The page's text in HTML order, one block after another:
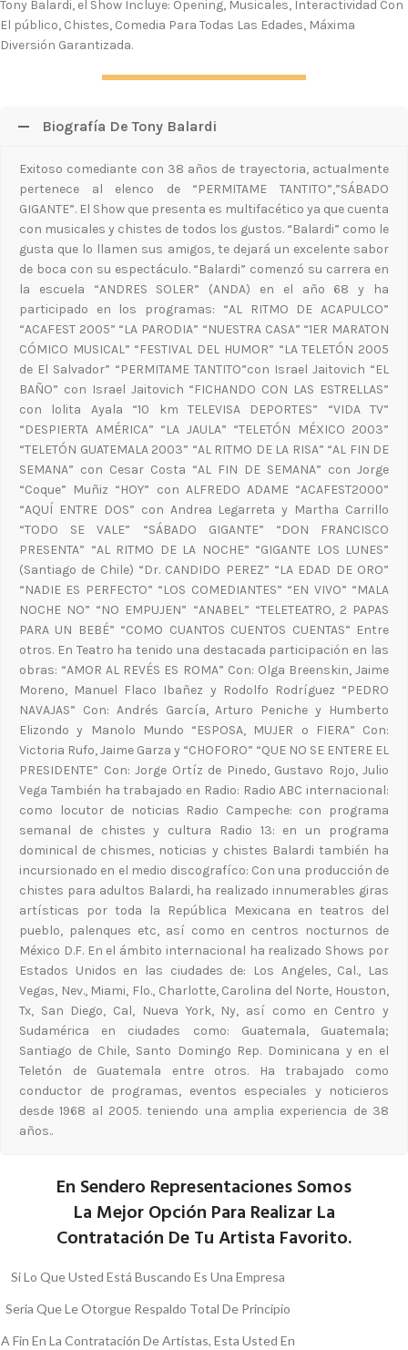
Tony Balardi, el Show Incluye: Opening, Musicales, Interactividad Con
El público, Chistes, Comedia Para Todas Las Edades, Máxima
Diversión Garantizada.
Biografía De Tony Balardi
Exitoso comediante con 38 años de trayectoria, actualmente
pertenece al elenco de “PERMITAME TANTITO”,”SÁBADO
GIGANTE”. El Show que presenta es multifacético ya que cuenta
con musicales y chistes de todos los gustos. “Balardi” como le
gusta que lo llamen sus amigos, te dejará un excelente sabor
de boca con su espectáculo. “Balardi” comenzó su carrera en
la escuela “ANDRES SOLER” (ANDA) en el año 68 y ha
participado en los programas: “AL RITMO DE ACAPULCO”
“ACAFEST 2005” “LA PARODIA” “NUESTRA CASA” “1ER MARATON
CÓMICO MUSICAL” “FESTIVAL DEL HUMOR” “LA TELETÓN 2005
de El Salvador” “PERMITAME TANTITO”con Israel Jaitovich “EL
BAÑO” con Israel Jaitovich “FICHANDO CON LAS ESTRELLAS”
con lolita Ayala “10 km TELEVISA DEPORTES” “VIDA TV”
“DESPIERTA AMÉRICA” “LA JAULA” “TELETÓN MÉXICO 2003”
“TELETÓN GUATEMALA 2003” “AL RITMO DE LA RISA” “AL FIN DE
SEMANA” con Cesar Costa “AL FIN DE SEMANA” con Jorge
“Coque” Muñiz “HOY” con ALFREDO ADAME “ACAFEST2000”
“AQUÍ ENTRE DOS” con Andrea Legarreta y Martha Carrillo
“TODO SE VALE” “SÁBADO GIGANTE” “DON FRANCISCO
PRESENTA” “AL RITMO DE LA NOCHE” “GIGANTE LOS LUNES”
(Santiago de Chile) “Dr. CANDIDO PEREZ” “LA EDAD DE ORO”
“NADIE ES PERFECTO” “LOS COMEDIANTES” “EN VIVO” “MALA
NOCHE NO” “NO EMPUJEN” “ANABEL” “TELETEATRO, 2 PAPAS
PARA UN BEBÉ” “COMO CUANTOS CUENTOS CUENTAS” Entre
otros. En Teatro ha tenido una destacada participación en las
obras: “AMOR AL REVÉS ES ROMA” Con: Olga Breenskin, Jaime
Moreno, Manuel Flaco Ibañez y Rodolfo Rodríguez “PEDRO
NAVAJAS” Con: Andrés García, Arturo Peniche y Humberto
Elizondo y Manolo Mundo “ESPOSA, MUJER o FIERA” Con:
Victoria Rufo, Jaime Garza y “CHOFORO” “QUE NO SE ENTERE EL
PRESIDENTE” Con: Jorge Ortíz de Pinedo, Gustavo Rojo, Julio
Vega También ha trabajado en Radio: Radio ABC internacional:
como locutor de noticias Radio Campeche: con programa
semanal de chistes y cultura Radio 13: en un programa
dominical de chismes, noticias y chistes Balardi también ha
incursionado en el medio discografíco: Con una producción de
chistes para adultos Balardi, ha realizado innumerables giras
artísticas por toda la República Mexicana en teatros del
pueblo, palenques etc, así como en centros nocturnos de
México D.F. En el ámbito internacional ha realizado Shows por
Estados Unidos en las ciudades de: Los Angeles, Cal., Las
Vegas, Nev., Miami, Flo., Charlotte, Carolina del Norte, Houston,
Tx, San Diego, Cal, Nueva York, Ny, así como en Centro y
Sudamérica en ciudades como: Guatemala, Guatemala;
Santiago de Chile, Santo Domingo Rep. Dominicana y en el
Teletón de Guatemala entre otros. Ha trabajado como
conductor de programas, eventos especiales y noticieros
desde 1968 al 2005. teniendo una amplia experiencia de 38
años..
En Sendero Representaciones Somos
La Mejor Opción Para Realizar La
Contratación De Tu Artista Favorito.
Si Lo Que Usted Está Buscando Es Una Empresa
Seria Que Le Otorgue Respaldo Total De Principio
A Fin En La Contratación De Artistas, Esta Usted En